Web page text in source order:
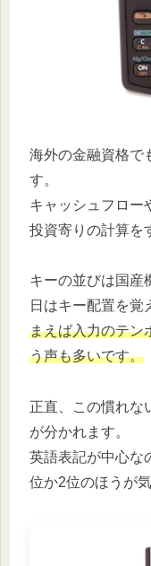
海外の金融資格で
す。
キャッシュフロー
投資寄りの計算を
キーの並びは国産
日はキー配置を
まえば入力のテン
う声も多いです。
正直、この慣れな
が分かれます。
英語表記が中心な
位か2位のほうが気